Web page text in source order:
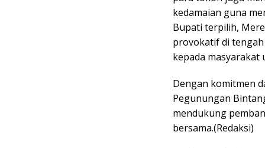
kedamaian guna
Bupati terpilih,
provokatif di
kepada
Dengan komitmen
Pegunungan
mendukung
bersama.(Redaksi)